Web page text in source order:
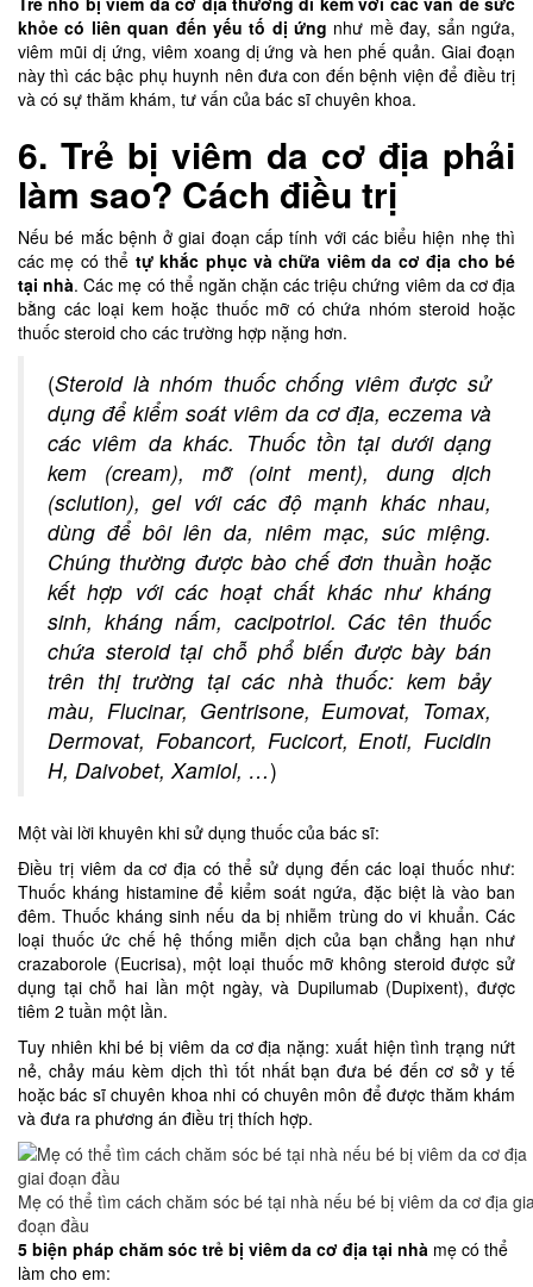
khỏe có liên quan đến yếu tố dị ứng như mề đay, sẩn ngứa,
viêm mũi dị ứng, viêm xoang dị ứng và hen phế quản. Giai đoạn
này thì các bậc phụ huynh nên đưa con đến bệnh viện để điều trị
và có sự thăm khám, tư vấn của bác sĩ chuyên khoa.
6. Trẻ bị viêm da cơ địa phải
làm sao? Cách điều trị
Nếu bé mắc bệnh ở giai đoạn cấp tính với các biểu hiện nhẹ thì
các mẹ có thể tự khắc phục và chữa viêm da cơ địa cho bé
tại nhà. Các mẹ có thể ngăn chặn các triệu chứng viêm da cơ địa
bằng các loại kem hoặc thuốc mỡ có chứa nhóm steroid hoặc
thuốc steroid cho các trường hợp nặng hơn.
(Steroid là nhóm thuốc chống viêm được sử
dụng để kiểm soát viêm da cơ địa, eczema và
các viêm da khác. Thuốc tồn tại dưới dạng
kem (cream), mỡ (oint ment), dung dịch
(sclution), gel với các độ mạnh khác nhau,
dùng để bôi lên da, niêm mạc, súc miệng.
Chúng thường được bào chế đơn thuần hoặc
kết hợp với các hoạt chất khác như kháng
sinh, kháng nấm, cacipotriol. Các tên thuốc
chứa steroid tại chỗ phổ biến được bày bán
trên thị trường tại các nhà thuốc: kem bảy
màu, Flucinar, Gentrisone, Eumovat, Tomax,
Dermovat, Fobancort, Fucicort, Enoti, Fucidin
H, Daivobet, Xamiol, …)
Một vài lời khuyên khi sử dụng thuốc của bác sĩ:
Điều trị viêm da cơ địa có thể sử dụng đến các loại thuốc như:
Thuốc kháng histamine để kiểm soát ngứa, đặc biệt là vào ban
đêm. Thuốc kháng sinh nếu da bị nhiễm trùng do vi khuẩn. Các
loại thuốc ức chế hệ thống miễn dịch của bạn chẳng hạn như
crazaborole (Eucrisa), một loại thuốc mỡ không steroid được sử
dụng tại chỗ hai lần một ngày, và Dupilumab (Dupixent), được
tiêm 2 tuần một lần.
Tuy nhiên khi bé bị viêm da cơ địa nặng: xuất hiện tình trạng nứt
nẻ, chảy máu kèm dịch thì tốt nhất bạn đưa bé đến cơ sở y tế
hoặc bác sĩ chuyên khoa nhi có chuyên môn để được thăm khám
và đưa ra phương án điều trị thích hợp.
Mẹ có thể tìm cách chăm sóc bé tại nhà nếu bé bị viêm da cơ địa
đoạn đầu
5 biện pháp chăm sóc trẻ bị viêm da cơ địa tại nhà mẹ có thể
làm cho em: